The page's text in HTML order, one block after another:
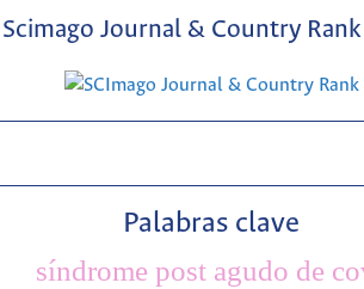
Scimago Journal & Country Rank
Palabras clave
síndrome post agudo de